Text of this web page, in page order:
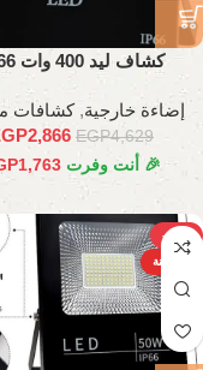
كشاف ليد 400 وات IP66
إضاءة خارجية,كشافات
EGP4,629
2,866
🎉 أنت وفرت1,763
-46%
الساخنة